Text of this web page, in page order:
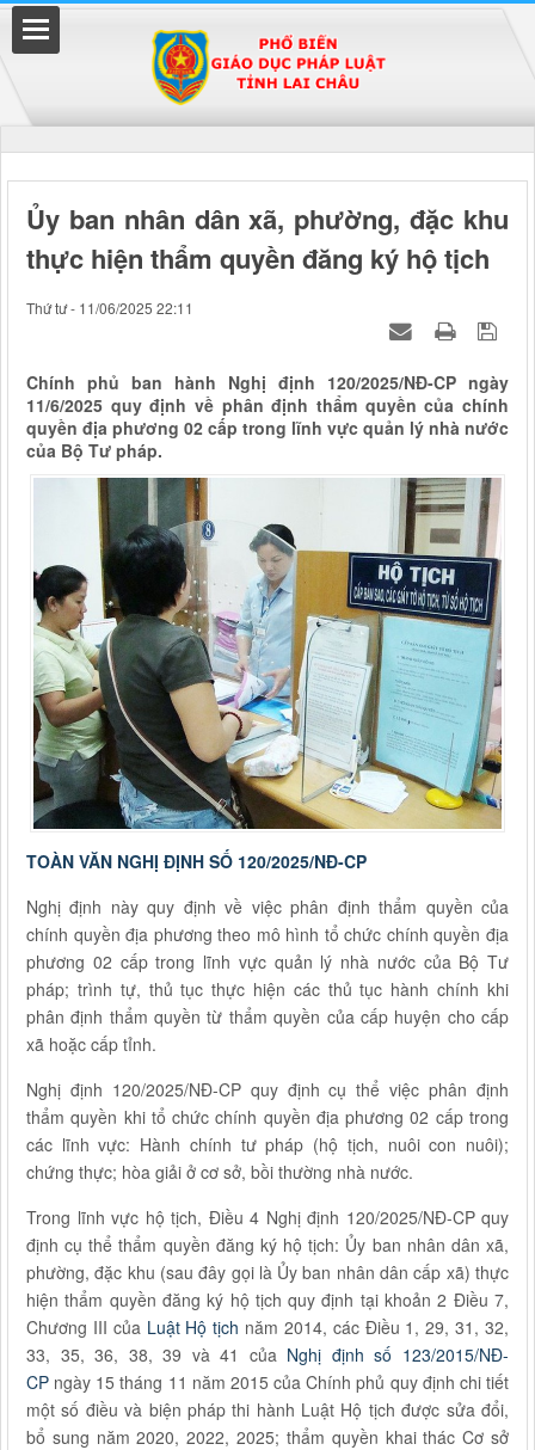
Ủy ban nhân dân xã, phường, đặc khu
thực hiện thẩm quyền đăng ký hộ tịch
Thứ tư - 11/06/2025 22:11
Chính phủ ban hành Nghị định 120/2025/NĐ-CP ngày
11/6/2025 quy định về phân định thẩm quyền của chính
quyền địa phương 02 cấp trong lĩnh vực quản lý nhà nước
của Bộ Tư pháp.
TOÀN VĂN NGHỊ ĐỊNH SỐ 120/2025/NĐ-CP
Nghị định này quy định về việc phân định thẩm quyền của
chính quyền địa phương theo mô hình tổ chức chính quyền địa
phương 02 cấp trong lĩnh vực quản lý nhà nước của Bộ Tư
pháp; trình tự, thủ tục thực hiện các thủ tục hành chính khi
phân định thẩm quyền từ thẩm quyền của cấp huyện cho cấp
xã hoặc cấp tỉnh.
Nghị định 120/2025/NĐ-CP quy định cụ thể việc phân định
thẩm quyền khi tổ chức chính quyền địa phương 02 cấp trong
các lĩnh vực: Hành chính tư pháp (hộ tịch, nuôi con nuôi);
chứng thực; hòa giải ở cơ sở, bồi thường nhà nước.
Trong lĩnh vực hộ tịch, Điều 4 Nghị định 120/2025/NĐ-CP quy
định cụ thể thẩm quyền đăng ký hộ tịch: Ủy ban nhân dân xã,
phường, đặc khu (sau đây gọi là Ủy ban nhân dân cấp xã) thực
hiện thẩm quyền đăng ký hộ tịch quy định tại khoản 2 Điều 7,
Chương III của Luật Hộ tịch năm 2014, các Điều 1, 29, 31, 32,
33, 35, 36, 38, 39 và 41 của Nghị định số 123/2015/NĐ-
CP ngày 15 tháng 11 năm 2015 của Chính phủ quy định chi tiết
một số điều và biện pháp thi hành Luật Hộ tịch được sửa đổi,
bổ sung năm 2020, 2022, 2025; thẩm quyền khai thác Cơ sở
Đã kết nối EMC